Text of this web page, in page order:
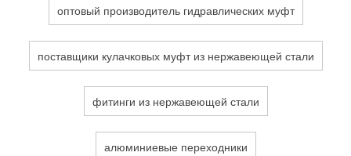
оптовый производитель гидравлических муфт
поставщики кулачковых муфт из нержавеющей стали
фитинги из нержавеющей стали
алюминиевые переходники